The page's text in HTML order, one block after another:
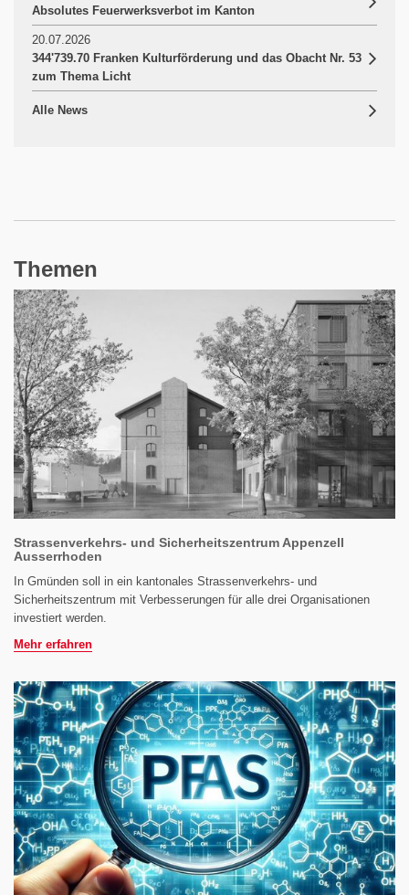
Absolutes Feuerwerksverbot im Kanton
20.07.2026
344'739.70 Franken Kulturförderung und das Obacht Nr. 53
zum Thema Licht
Alle News
Themen
Strassenverkehrs- und Sicherheitszentrum Appenzell
Ausserrhoden
In Gmünden soll in ein kantonales Strassenverkehrs- und
Sicherheitszentrum mit Verbesserungen für alle drei Organisationen
investiert werden.
Mehr erfahren